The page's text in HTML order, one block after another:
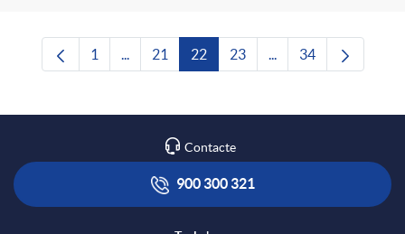
Pàgina
1 ...Pàgines intermèdies Utilitzeu TAB per
Pàgina
21 Pàgina
22 Pàgina
23 ...Pàgines intermèdies
Pàgina
34
Contacte
900 300 321